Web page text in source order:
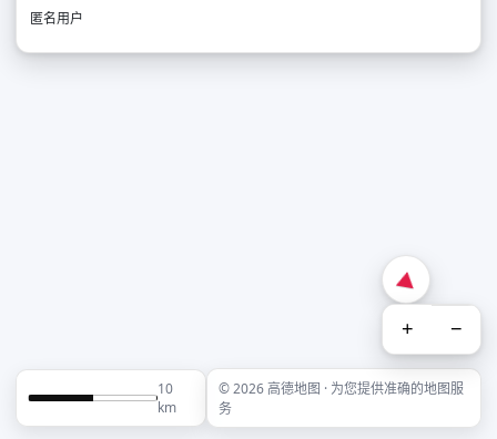
匿名用户
+ −
10
km
© 2026 高德地图 · 为您提供准确的地图服
务